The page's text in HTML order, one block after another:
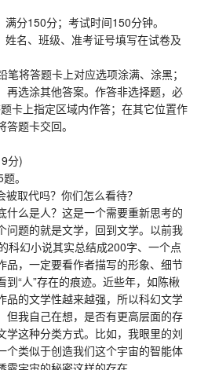
150分；考试时间150分钟。
名、班级、准考证号填写在试卷及
将答题卡上对应选项涂满、涂黑；
再选涂其他答案。作答非选择题，必
卡上指定区域内作答；在其它位置作
题卡交回。
分)
。
取代吗？你们怎么看待？
么是人？这是一个需要重新思考的
问题的就是文学，回到文学。以前我
科幻小说其实总结成200字、一个点
品，一定要看作者描写的形象、细节
“人”存在的痕迹。近些年，如陈楸
品的文学性越来越强，所以科幻文学
但我自己在想，是否有更高层面的存
学这种分类方式。比如，我眼里的刘
个类似于创造我们这个宇宙的智能体